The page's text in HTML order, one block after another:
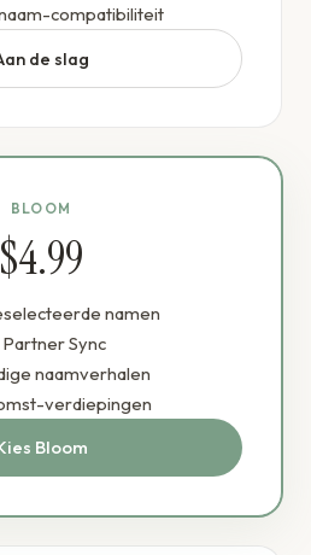
compatibiliteit
de slag
BLOOM
$4.99
namen
Partner Sync
naamverhalen
verdiepingen
Bloom